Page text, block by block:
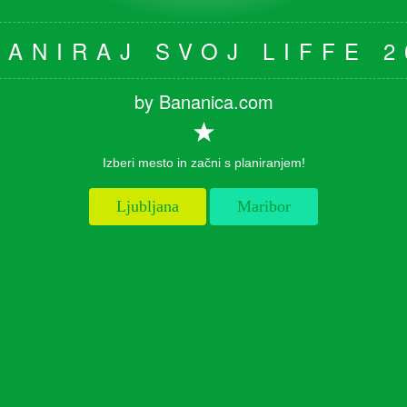
SVOJ LIFFE
by Bananica.com
Izberi mesto in začni s planiranjem!
Ljubljana Maribor